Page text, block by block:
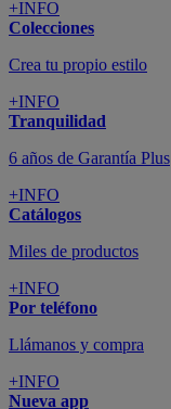
+INFO
Colecciones
Crea tu propio estilo
+INFO
Tranquilidad
6 años de Garantía Plus
+INFO
Catálogos
Miles de productos
+INFO
Por teléfono
Llámanos y compra
+INFO
Nueva app